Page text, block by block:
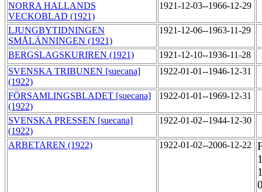
NORRA HALLANDS
VECKOBLAD (1921)
1921-12-03--1966-12-29
LJUNGBYTIDNINGEN
SMÅLÄNNINGEN (1921)
1921-12-06--1963-11-29
BERGSLAGSKURIREN (1921)
1921-12-10--1936-11-28
SVENSKA TRIBUNEN [suecana]
(1922)
1922-01-01--1946-12-31
FÖRSAMLINGSBLADET [suecana]
(1922)
1922-01-01--1969-12-31
SVENSKA PRESSEN [suecana]
(1922)
1922-01-02--1944-12-30
ARBETAREN (1922) 1922-01-02--2006-12-22